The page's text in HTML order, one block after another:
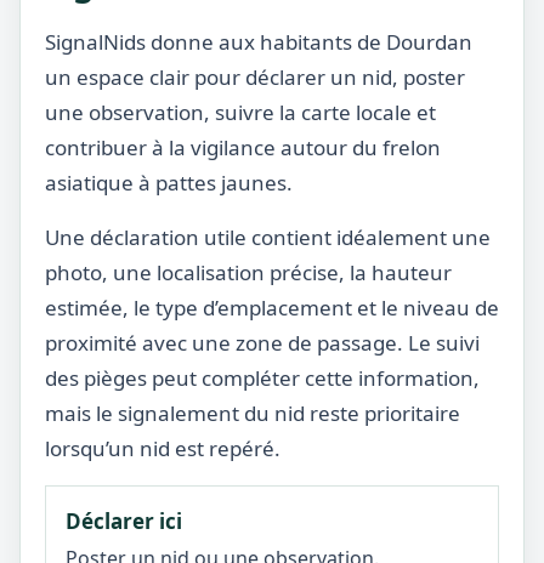
SignalNids donne aux habitants de Dourdan
un espace clair pour déclarer un nid, poster
une observation, suivre la carte locale et
contribuer à la vigilance autour du frelon
asiatique à pattes jaunes.
Une déclaration utile contient idéalement une
photo, une localisation précise, la hauteur
estimée, le type d’emplacement et le niveau de
proximité avec une zone de passage. Le suivi
des pièges peut compléter cette information,
mais le signalement du nid reste prioritaire
lorsqu’un nid est repéré.
Déclarer ici